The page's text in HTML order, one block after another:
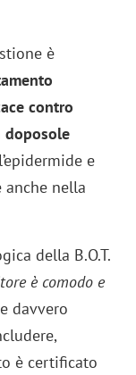
è
contro
doposole
e
anche nella
della B.O.T.
è comodo e
davvero
è certificato